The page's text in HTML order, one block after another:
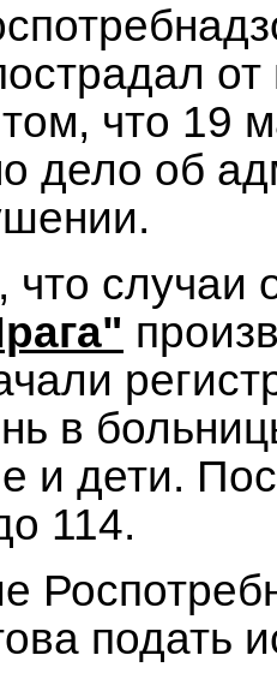
что 19
дело об
что случаи
в
и дети.
114.
подать